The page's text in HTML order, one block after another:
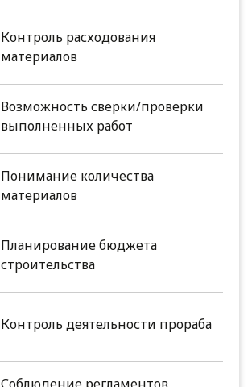
Контроль расходования
материалов
Возможность сверки/проверки
выполненных работ
Понимание количества
материалов
Планирование бюджета
строительства
Контроль деятельности прораба